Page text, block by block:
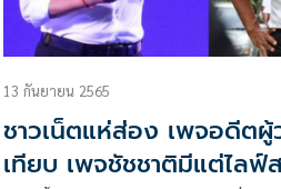
13 กันยายน 2565
ชาวเน็ตแห่ส่อง เพจอดีตผู้
เทียบ เพจชัชชาติมีแต่ไลฟ์